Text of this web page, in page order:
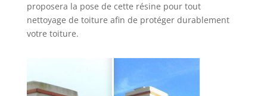
proposera la pose de cette résine pour tout
nettoyage de toiture afin de protéger durablement
votre toiture.